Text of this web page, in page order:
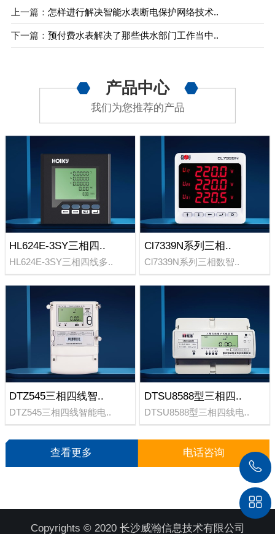
上一篇： 怎样进行解决智能水表断电保护网络技术..
下一篇： 预付费水表解决了那些供水部门工作当中..
产品中心
我们为您推荐的产品
HL624E-3SY三相四..
HL624E-3SY三相四线多..
Cl7339N系列三相..
Cl7339N系列三相数智..
DTZ545三相四线智..
DTZ545三相四线智能电..
DTSU8588型三相四..
DTSU8588型三相四线电..
查看更多 电话咨询
Copyrights © 2020 长沙威瀚信息技术有限公司